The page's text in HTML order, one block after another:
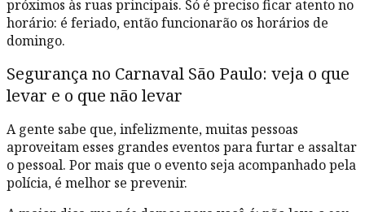
próximos às ruas principais. Só é preciso ficar atento no
horário: é feriado, então funcionarão os horários de
domingo.
Segurança no Carnaval São Paulo: veja o que
levar e o que não levar
A gente sabe que, infelizmente, muitas pessoas
aproveitam esses grandes eventos para furtar e assaltar
o pessoal. Por mais que o evento seja acompanhado pela
polícia, é melhor se prevenir.